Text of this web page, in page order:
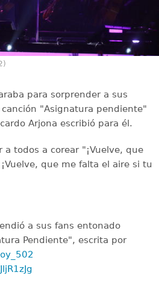
para sorprender a sus
"Asignatura pendiente"
Arjona escribió para él.
a todos a corear "¡Vuelve, que
que me falta el aire si tu
a sus fans entonado
Pendiente", escrita por